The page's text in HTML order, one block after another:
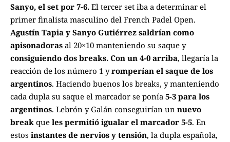
Sanyo, el set por 7-6. El tercer set iba a determinar el
primer finalista masculino del French Padel Open.
Agustín Tapia y Sanyo Gutiérrez saldrían como
apisonadoras al 20×10 manteniendo su saque y
consiguiendo dos breaks. Con un 4-0 arriba, llegaría la
reacción de los número 1 yromperían el saque de los
argentinos. Haciendo buenos los breaks, y manteniendo
cada dupla su saque el marcador se ponía 5-3 para los
argentinos. Lebrón y Galán conseguirían un nuevo
break que les permitió igualar el marcador 5-5. En
estos instantes de nervios y tensión, la dupla española,